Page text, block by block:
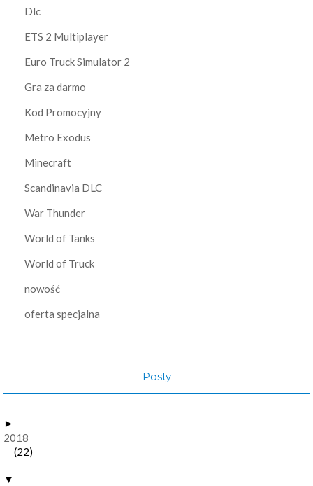
Dlc
ETS 2 Multiplayer
Euro Truck Simulator 2
Gra za darmo
Kod Promocyjny
Metro Exodus
Minecraft
Scandinavia DLC
War Thunder
World of Tanks
World of Truck
nowość
oferta specjalna
Posty
►
2018
(22)
▼